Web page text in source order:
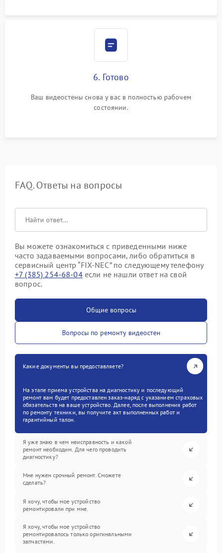
6. Готово
Ваш видеостены снова у вас в полностью рабочем
состоянии.
FAQ. Ответы на вопросы
Вы можете ознакомиться с приведенными ниже
часто задаваемыми вопросами, либо обратиться в
сервисный центр “FIX-NEC” по следующему телефону
+7 (385) 254-68-04если не нашли ответ на свой
вопрос.
Общие вопросы
Вопросы по ремонту видеостен
Какие документы вы предоставляете?
На этапе приема устройства на диагностику и последующий
ремонт вам будет предоставлен заказ-наряд с указанием страховых
обязательств на ваше устройство. Далее, после выполнения работ
по ремонту техники, вы получите акт выполненных работ и
гарантийный талон.
Я уже знаю в чем неисправность и какой
ремонт необходим. Для чего проводить
диагностику?
Мне нужен срочный ремонт. Сможете
сделать?
Я хочу, чтобы мое устройство
ремонтировали при мне.
Я хочу, чтобы мое устройство
ремонтировалось только оригинальными
запчастями.